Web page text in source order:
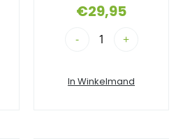
€29,95
- +
In Winkelmand